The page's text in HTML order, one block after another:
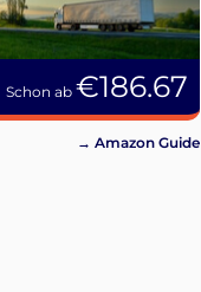
Schon ab€186.67
→ Amazon Guide